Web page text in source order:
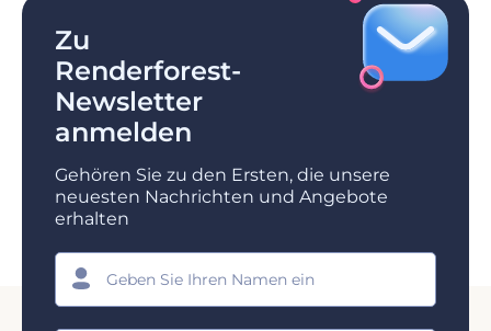
Zu
Renderforest-
Newsletter
anmelden
Gehören Sie zu den Ersten, die unsere
neuesten Nachrichten und Angebote
erhalten